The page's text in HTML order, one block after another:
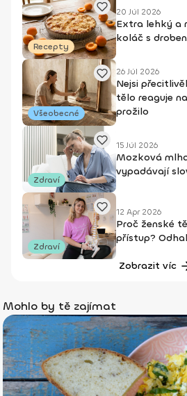
Recepty
20 Júl 2026
Extra lehký a
koláč s
Všeobecné
26 Júl 2026
Nejsi
tělo reaguje
prožilo
Zdraví
15 Júl 2026
Mozková
vypadávají
Zdraví
12 Apr 2026
Proč ženské
přístup?
Zobrazit víc
Mohlo by tě zajímat